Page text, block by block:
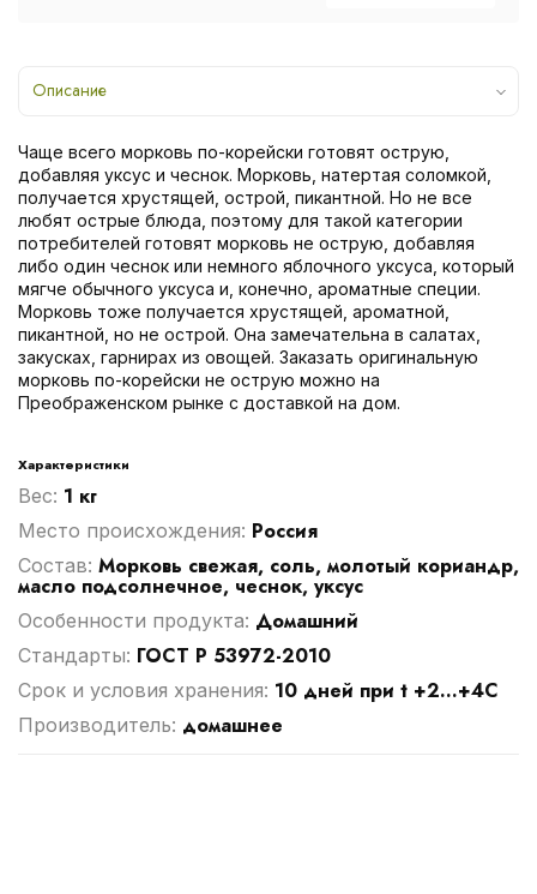
Описание
Чаще всего морковь по-корейски готовят острую,
добавляя уксус и чеснок. Морковь, натертая соломкой,
получается хрустящей, острой, пикантной. Но не все
любят острые блюда, поэтому для такой категории
потребителей готовят морковь не острую, добавляя
либо один чеснок или немного яблочного уксуса, который
мягче обычного уксуса и, конечно, ароматные специи.
Морковь тоже получается хрустящей, ароматной,
пикантной, но не острой. Она замечательна в салатах,
закусках, гарнирах из овощей. Заказать оригинальную
морковь по-корейски не острую можно на
Преображенском рынке с доставкой на дом.
Характеристики
Вес: 1 кг
Место происхождения: Россия
Cостав: Морковь свежая, соль, молотый кориандр,
масло подсолнечное, чеснок, уксус
Особенности продукта: Домашний
Стандарты: ГОСТ Р 53972-2010
Срок и условия хранения: 10 дней при t +2...+4С
Производитель: домашнее